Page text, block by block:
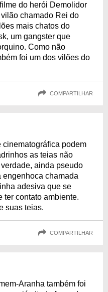
do herói Demolidor
chamado Rei do
mais chatos do
um gangster que
Como não
foi um dos vilões do
COMPARTILHAR
cinematográfica podem
as teias não
ainda pseudo
engenhoca chamada
adesiva que se
ter contato ambiente.
suas teias.
COMPARTILHAR
Aranha também foi